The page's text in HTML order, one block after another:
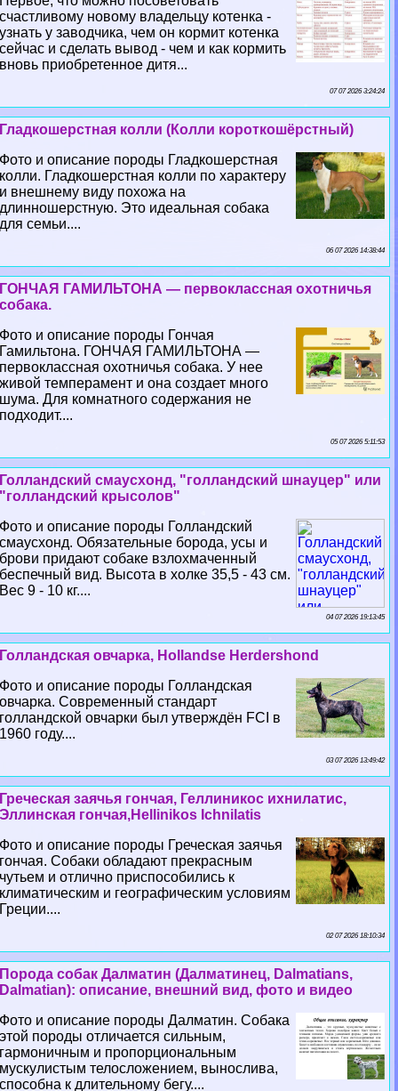
счастливому новому владельцу котенка -
узнать у заводчика, чем он кормит котенка
сейчас и сделать вывод - чем и как кормить
вновь приобретенное дитя...
07 07 2026 3:24:24
Гладкошерстная колли (Колли короткошёрстный)
Фото и описание породы Гладкошерстная
колли. Гладкошерстная колли по хаpaктеру
и внешнему виду похожа на
длинношерстную. Это идеальная собака
для семьи....
06 07 2026 14:38:44
ГОНЧАЯ ГАМИЛЬТОНА — первоклассная охотничья
собака.
Фото и описание породы Гончая
Гамильтона. ГОНЧАЯ ГАМИЛЬТОНА —
первоклассная охотничья собака. У нее
живой темперамент и она создает много
шума. Для комнатного содержания не
подходит....
05 07 2026 5:11:53
Голландский смаусхонд, "голландский шнауцер" или
"голландский крысолов"
Фото и описание породы Голландский
смаусхонд. Обязательные борода, усы и
брови придают собаке взлохмаченный
беспечный вид. Высота в холке 35,5 - 43 см.
Вес 9 - 10 кг....
04 07 2026 19:13:45
Голландская овчарка, Hollandse Herdershond
Фото и описание породы Голландская
овчарка. Современный стандарт
голландской овчарки был утверждён FCI в
1960 году....
03 07 2026 13:49:42
Греческая заячья гончая, Геллиникос ихнилатис,
Эллинская гончая,Hellinikos Ichnilatis
Фото и описание породы Греческая заячья
гончая. Собаки обладают прекрасным
чутьем и отлично приспособились к
климатическим и географическим условиям
Греции....
02 07 2026 18:10:34
Порода собак Далматин (Далматинец, Dalmatians,
Dalmatian): описание, внешний вид, фото и видео
Фото и описание породы Далматин. Собака
этой породы отличается сильным,
гармоничным и пропорциональным
мускулистым телосложением, вынослива,
способна к длительному бегу....